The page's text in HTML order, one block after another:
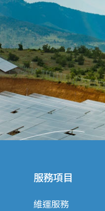
服務項目
維運服務